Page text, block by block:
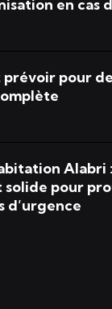
en cas
pour
Alabri
solide pour
d’urgence